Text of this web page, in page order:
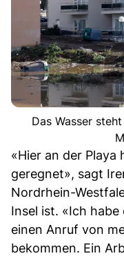
Das Wasser
«Hier an der Playa
geregnet», sagt
Nordrhein-
Insel ist. «Ich
einen Anruf von
bekommen. Ein